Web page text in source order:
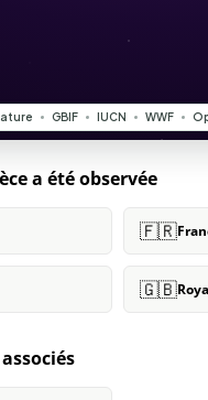
a été observée
🇫🇷
🇬🇧